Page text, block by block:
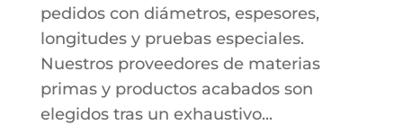
pedidos con diámetros, espesores,
longitudes y pruebas especiales.
Nuestros proveedores de materias
primas y productos acabados son
elegidos tras un exhaustivo...